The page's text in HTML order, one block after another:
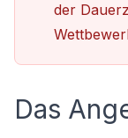
der
Das